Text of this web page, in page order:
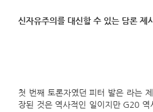
신자유주의를 대신할 수 있는 담론 제
첫 번째 토론자였던 피터 발은 라는
장된 것은 역사적인 일이지만 G20 역